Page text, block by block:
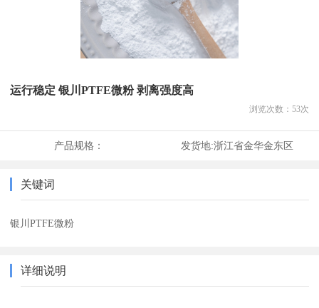
运行稳定 银川PTFE微粉 剥离强度高
浏览次数： 53次
产品规格： 发货地:浙江省金华金东区
关键词
银川PTFE微粉
详细说明